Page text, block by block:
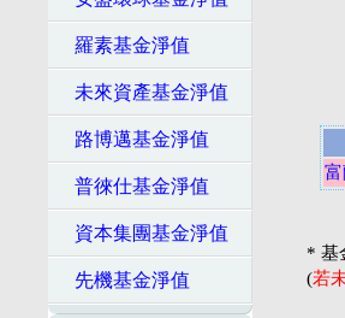
羅素基金淨值
未來資產基金淨值
路博邁基金淨值
普徠仕基金淨值
資本集團基金淨值
先機基金淨值
* 基
(若